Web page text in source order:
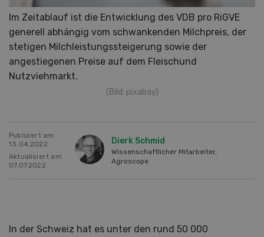
Im Zeitablauf ist die Entwicklung des VDB pro RiGVE
generell abhängig vom schwankenden Milchpreis, der
stetigen Milchleistungssteigerung sowie der
angestiegenen Preise auf dem Fleischund
Nutzviehmarkt.
(Bild: pixabay)
Publiziert am
13.04.2022
Aktualisiert am
07.07.2022
Dierk Schmid
Wissenschaftlicher Mitarbeiter,
Agroscope
In der Schweiz hat es unter den rund 50 000